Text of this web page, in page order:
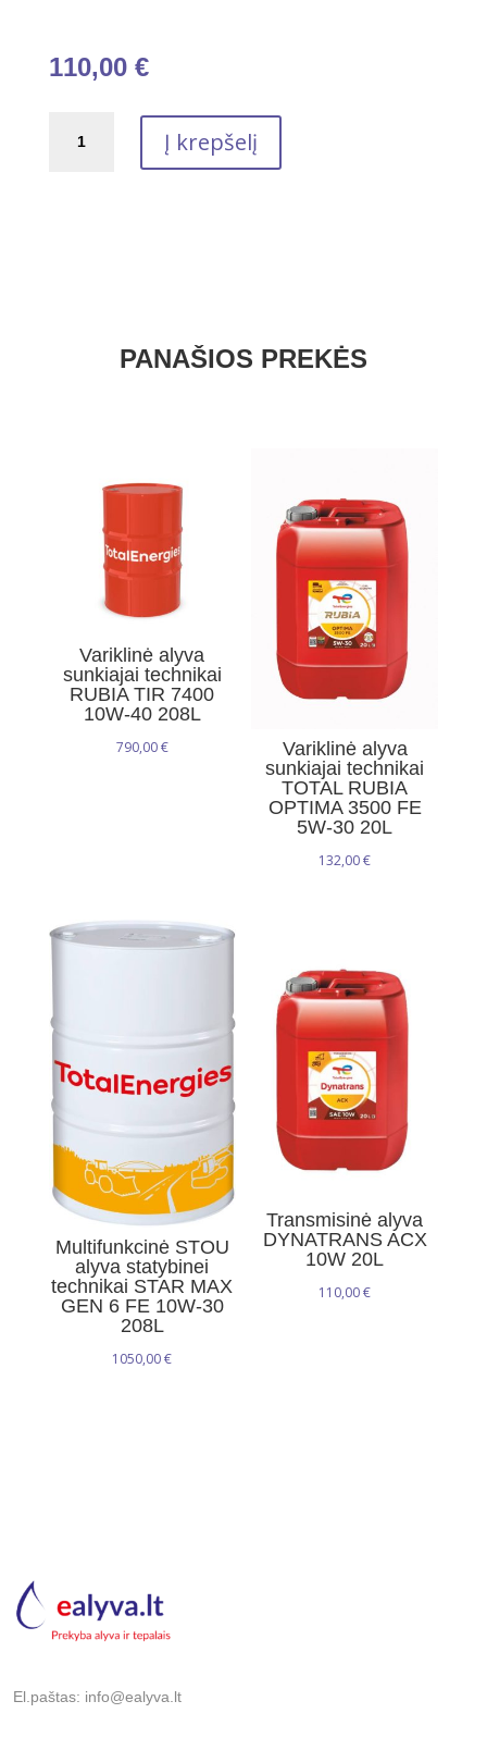
110,00 €
kiekis:
Į krepšelį
PANAŠIOS PREKĖS
Variklinė alyva
sunkiajai technikai
RUBIA TIR 7400
10W-40 208L
790,00€
Variklinė alyva
sunkiajai technikai
TOTAL RUBIA
OPTIMA 3500 FE
5W-30 20L
132,00€
Multifunkcinė STOU
alyva statybinei
technikai STAR MAX
GEN 6 FE 10W-30
208L
1050,00€
Transmisinė alyva
DYNATRANS ACX
10W 20L
110,00€
El.paštas: info@ealyva.lt